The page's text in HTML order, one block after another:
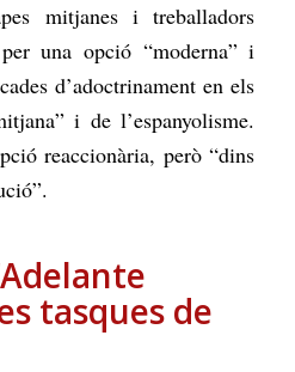
mitjanes i treballadors
una opció “moderna” i
d’adoctrinament en els
i de l’espanyolisme.
reaccionària, però “dins
tasques de